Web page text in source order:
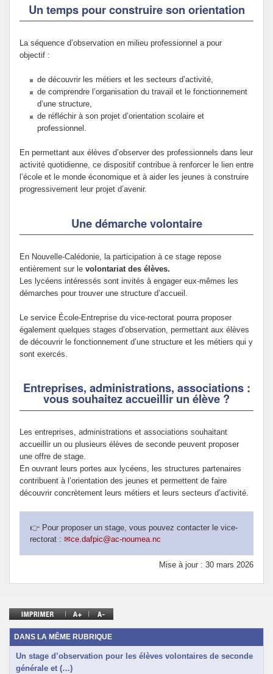
Un temps pour construire son orientation
La séquence d’observation en milieu professionnel a pour
objectif :
de découvrir les métiers et les secteurs d’activité,
de comprendre l’organisation du travail et le fonctionnement
d’une structure,
de réfléchir à son projet d’orientation scolaire et
professionnel.
En permettant aux élèves d’observer des professionnels dans leur
activité quotidienne, ce dispositif contribue à renforcer le lien entre
l’école et le monde économique et à aider les jeunes à construire
progressivement leur projet d’avenir.
Une démarche volontaire
En Nouvelle-Calédonie, la participation à ce stage repose
entièrement sur le volontariat des élèves.
Les lycéens intéressés sont invités à engager eux-mêmes les
démarches pour trouver une structure d’accueil.
Le service École-Entreprise du vice-rectorat pourra proposer
également quelques stages d’observation, permettant aux élèves
de découvrir le fonctionnement d’une structure et les métiers qui y
sont exercés.
Entreprises, administrations, associations :
vous souhaitez accueillir un élève ?
Les entreprises, administrations et associations souhaitant
accueillir un ou plusieurs élèves de seconde peuvent proposer
une offre de stage.
En ouvrant leurs portes aux lycéens, les structures partenaires
contribuent à l’orientation des jeunes et permettent de faire
découvrir concrètement leurs métiers et leurs secteurs d’activité.
👉 Pour proposer un stage, vous pouvez contacter le vice-
rectorat :
ce.dafpic@ac-noumea.nc
Mise à jour : 30 mars 2026
DANS LA MÊME RUBRIQUE
Un stage d’observation pour les élèves volontaires de seconde
générale et (…)